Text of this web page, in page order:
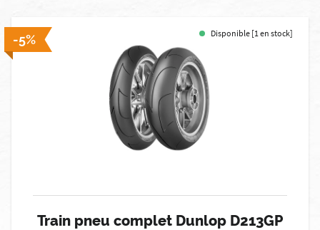
-5% Disponible [1 en stock]
Train pneu complet Dunlop D213GP